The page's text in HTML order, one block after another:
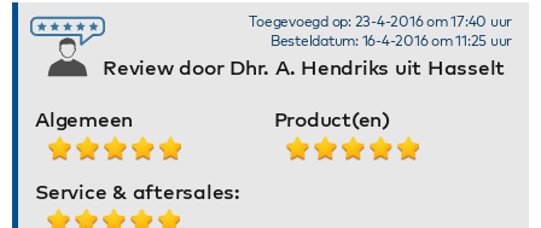
Review door Dhr. A. Hendriks uit Hasselt
Toegevoegd op: 23-4-2016 om 17:40 uur
Besteldatum: 16-4-2016 om 11:25 uur
Algemeen Product(en)
Service & aftersales: